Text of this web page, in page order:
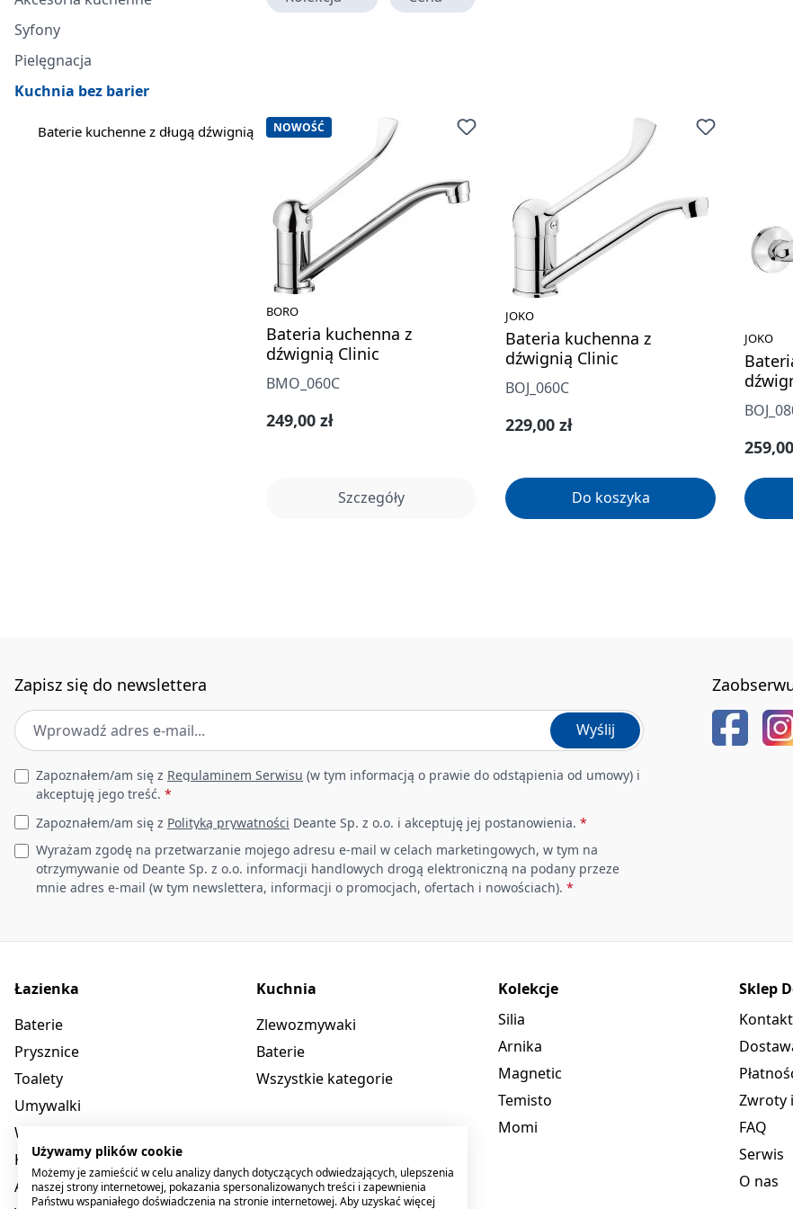
Syfony
Pielęgnacja
Kuchnia bez barier
Baterie kuchenne z długą dźwignią NOWOŚĆ
BORO
Bateria kuchenna z
dźwignią Clinic
BMO_060C
Cena regularna:
249,00 zł
Szczegóły
JOKO
Bateria kuchenna z
dźwignią Clinic
BOJ_060C
Cena regularna:
229,00 zł
Do koszyka
JOKO
Cena
Zapisz się do newslettera
Adres e-mail *
Wyślij
Leave this field empty
Zapoznałem/am się z Regulaminem Serwisu (w tym informacją o prawie do odstąpienia od umowy) i
akceptuję jego treść. *
Zapoznałem/am się z Polityką prywatności Deante Sp. z o.o. i akceptuję jej postanowienia. *
Wyrażam zgodę na przetwarzanie mojego adresu e-mail w celach marketingowych, w tym na
otrzymywanie od Deante Sp. z o.o. informacji handlowych drogą elektroniczną na podany przeze
mnie adres e-mail (w tym newslettera, informacji o promocjach, ofertach i nowościach). *
Łazienka
Baterie
Prysznice
Toalety
Umywalki
Wanny
Kabiny
Akcesoria
Kuchnia
Zlewozmywaki
Baterie
Wszystkie kategorie
Kolekcje
Silia
Arnika
Magnetic
Temisto
Momi
Sklep
Kontakt
Zwroty
FAQ
Serwis
O nas
Używamy plików cookie
Możemy je zamieścić w celu analizy danych dotyczących odwiedzających, ulepszenia
naszej strony internetowej, pokazania spersonalizowanych treści i zapewnienia
Państwu wspaniałego doświadczenia na stronie internetowej. Aby uzyskać więcej